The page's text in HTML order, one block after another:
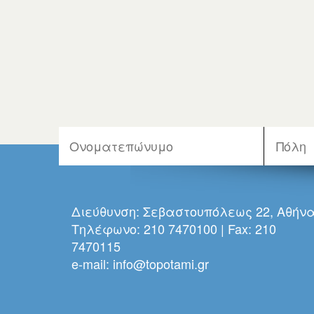
Διεύθυνση: Σεβαστουπόλεως 22,
Τηλέφωνο: 210 7470100 | Fax: 210
7470115
e-mail: info@topotami.gr